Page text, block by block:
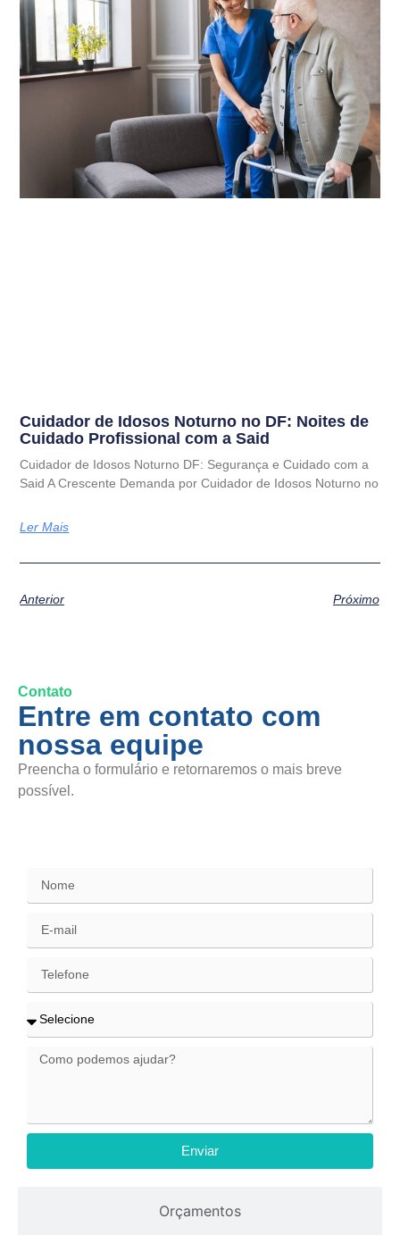
Cuidador de Idosos Noturno no DF: Noites de
Cuidado Profissional com a Said
Cuidador de Idosos Noturno DF: Segurança e Cuidado com a
Said A Crescente Demanda por Cuidador de Idosos Noturno no
Ler Mais
Anterior Próximo
Contato
Entre em contato com
nossa equipe
Preencha o formulário e retornaremos o mais breve
possível.
Orçamentos
Enviar